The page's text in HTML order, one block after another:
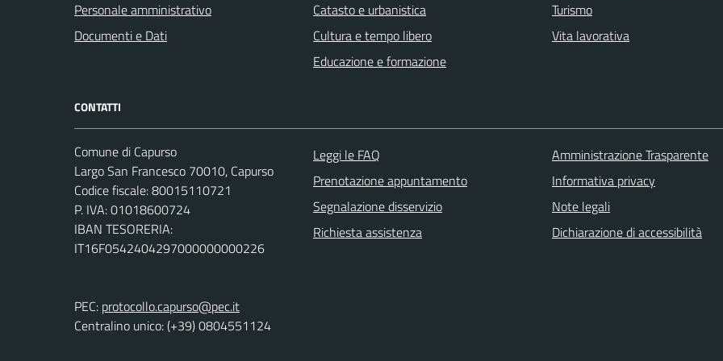
Personale amministrativo
Documenti e Dati
Catasto e urbanistica
Cultura e tempo libero
Educazione e formazione
Turismo
Vita lavorativa
CONTATTI
Comune di Capurso
Largo San Francesco 70010, Capurso
Codice fiscale: 80015110721
P. IVA: 01018600724
IBAN TESORERIA:
IT16F0542404297000000000226
PEC: protocollo.capurso@pec.it
Centralino unico: (+39) 0804551124
Leggi le FAQ
Prenotazione appuntamento
Segnalazione disservizio
Richiesta assistenza
Amministrazione Trasparente
Informativa privacy
Note legali
Dichiarazione di accessibilità